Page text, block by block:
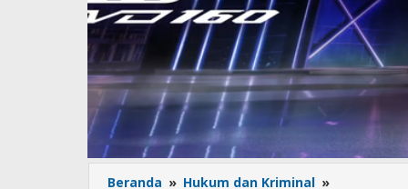
Beranda » Hukum dan Kriminal »